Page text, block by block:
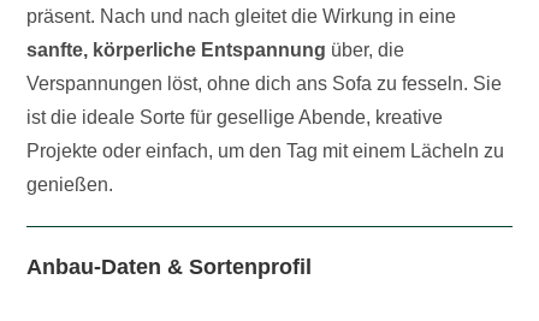
präsent. Nach und nach gleitet die Wirkung in eine
sanfte, körperliche Entspannung über, die
Verspannungen löst, ohne dich ans Sofa zu fesseln. Sie
ist die ideale Sorte für gesellige Abende, kreative
Projekte oder einfach, um den Tag mit einem Lächeln zu
genießen.
Anbau-Daten & Sortenprofil